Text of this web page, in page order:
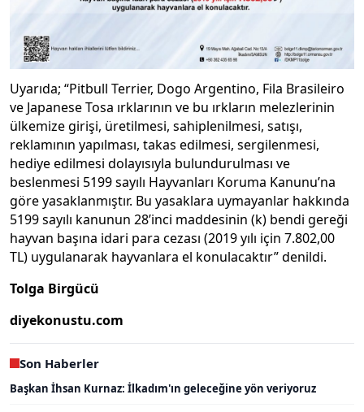
Uyarıda; “Pitbull Terrier, Dogo Argentino, Fila Brasileiro
ve Japanese Tosa ırklarının ve bu ırkların melezlerinin
ülkemize girişi, üretilmesi, sahiplenilmesi, satışı,
reklamının yapılması, takas edilmesi, sergilenmesi,
hediye edilmesi dolayısıyla bulundurulması ve
beslenmesi 5199 sayılı Hayvanları Koruma Kanunu’na
göre yasaklanmıştır. Bu yasaklara uymayanlar hakkında
5199 sayılı kanunun 28’inci maddesinin (k) bendi gereği
hayvan başına idari para cezası (2019 yılı için 7.802,00
TL) uygulanarak hayvanlara el konulacaktır” denildi.
Tolga Birgücü
diyekonustu.com
Son Haberler
Başkan İhsan Kurnaz: İlkadım'ın geleceğine yön veriyoruz